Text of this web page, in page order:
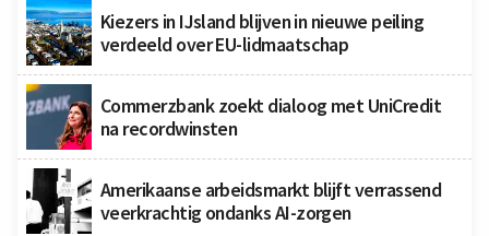
Kiezers in IJsland blijven in nieuwe peiling
verdeeld over EU-lidmaatschap
Commerzbank zoekt dialoog met UniCredit
na recordwinsten
Amerikaanse arbeidsmarkt blijft verrassend
veerkrachtig ondanks AI-zorgen